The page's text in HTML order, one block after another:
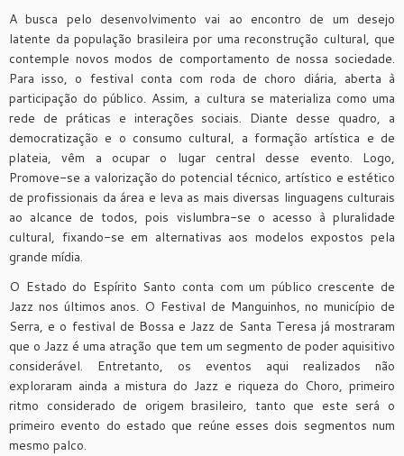
A busca pelo desenvolvimento vai ao encontro de um desejo
latente da população brasileira por uma reconstrução cultural, que
contemple novos modos de comportamento de nossa sociedade.
Para isso, o festival conta com roda de choro diária, aberta à
participação do público. Assim, a cultura se materializa como uma
rede de práticas e interações sociais. Diante desse quadro, a
democratização e o consumo cultural, a formação artística e de
plateia, vêm a ocupar o lugar central desse evento. Logo,
Promove-se a valorização do potencial técnico, artístico e estético
de profissionais da área e leva as mais diversas linguagens culturais
ao alcance de todos, pois vislumbra-se o acesso à pluralidade
cultural, fixando-se em alternativas aos modelos expostos pela
grande mídia.
O Estado do Espírito Santo conta com um público crescente de
Jazz nos últimos anos. O Festival de Manguinhos, no município de
Serra, e o festival de Bossa e Jazz de Santa Teresa já mostraram
que o Jazz é uma atração que tem um segmento de poder aquisitivo
considerável. Entretanto, os eventos aqui realizados não
exploraram ainda a mistura do Jazz e riqueza do Choro, primeiro
ritmo considerado de origem brasileiro, tanto que este será o
primeiro evento do estado que reúne esses dois segmentos num
mesmo palco.